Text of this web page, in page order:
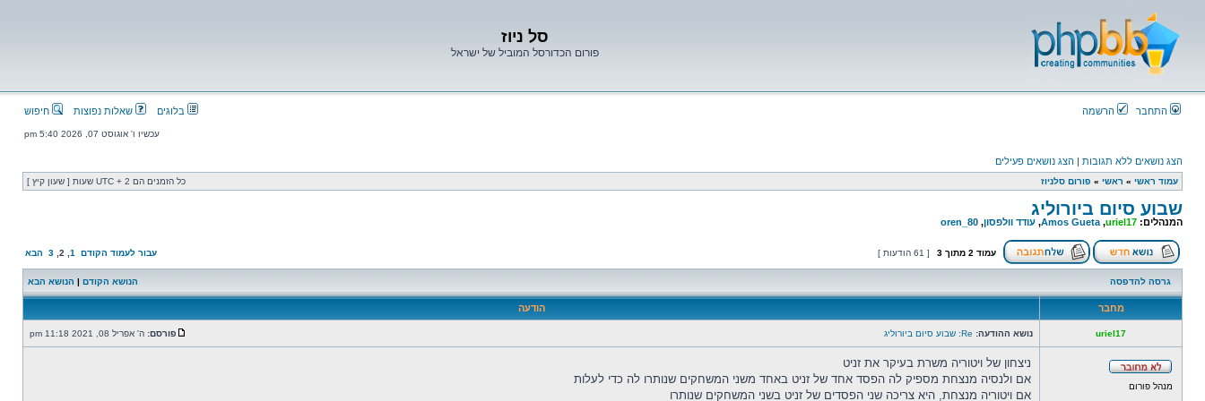
סל ניוז
פורום הכדורסל המוביל של ישראל
התחבר הרשמה בלוגים שאלות נפוצות חיפוש
עכשיו ו' אוגוסט 07, 2026 5:40 pm
הצג נושאים ללא תגובות | הצג נושאים פעילים
עמוד ראשי » ראשי » פורום סלניוז כל הזמנים הם UTC + 2 שעות [ שעון קיץ ]
שבוע סיום ביורוליג
המנהלים: uriel17
,
Amos Gueta
, עודד וולפסון,
oren_80
עמוד 2 מתוך 3 [ 61 הודעות ] עבור לעמוד הקודם 1
2
3 הבא
גרסה להדפסה הנושא הקודם | הנושא הבא
מחבר הודעה
uriel17 נושא ההודעה: Re: שבוע סיום ביורוליג פורסם: ה' אפריל 08, 2021 11:18 pm
מנהל פורום
ניצחון של ויטוריה משרת בעיקר את זניט
אם ולנסיה מנצחת מספיק לה הפסד אחד של זניט באחד משני המשחקים שנותרו לה כדי לעלות
אם ויטוריה מנצחת, היא צריכה שני הפסדים של זניט בשני המשחקים שנותרו